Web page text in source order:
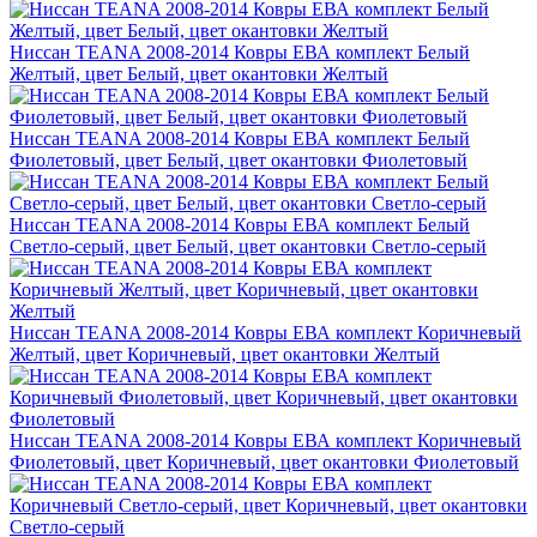
Ниссан TEANA 2008-2014 Ковры ЕВА комплект Белый
Желтый, цвет Белый, цвет окантовки Желтый
Ниссан TEANA 2008-2014 Ковры ЕВА комплект Белый
Фиолетовый, цвет Белый, цвет окантовки Фиолетовый
Ниссан TEANA 2008-2014 Ковры ЕВА комплект Белый
Светло-серый, цвет Белый, цвет окантовки Светло-серый
Ниссан TEANA 2008-2014 Ковры ЕВА комплект Коричневый
Желтый, цвет Коричневый, цвет окантовки Желтый
Ниссан TEANA 2008-2014 Ковры ЕВА комплект Коричневый
Фиолетовый, цвет Коричневый, цвет окантовки Фиолетовый